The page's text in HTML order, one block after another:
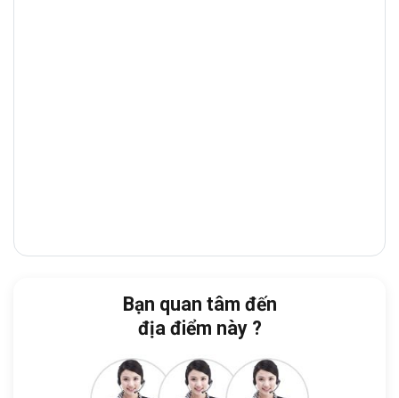
Nhà thờ Tân Định: 4 phút
Công an Quận 3:10 phút
Đặc biệt, tòa nhà nằm ngay khu
Phường Xuân Hòa , một trong những
Bạn quan tâm đến
địa điểm này ?